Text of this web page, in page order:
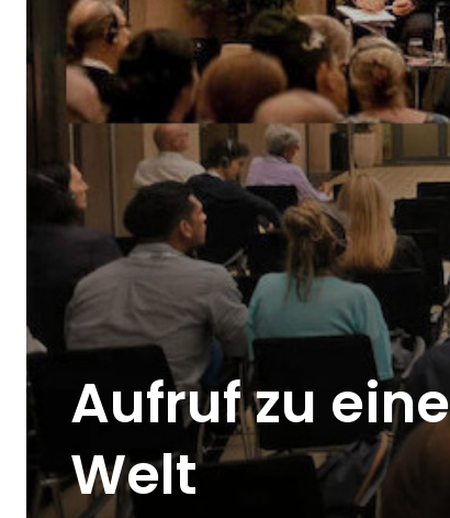
Aufruf zu
Welt